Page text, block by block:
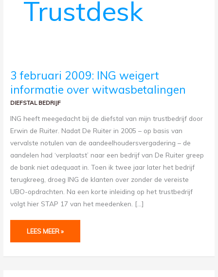
Trustdesk
3 februari 2009: ING weigert
informatie over witwasbetalingen
DIEFSTAL BEDRIJF
ING heeft meegedacht bij de diefstal van mijn trustbedrijf door
Erwin de Ruiter. Nadat De Ruiter in 2005 – op basis van
vervalste notulen van de aandeelhoudersvergadering – de
aandelen had ‘verplaatst’ naar een bedrijf van De Ruiter greep
de bank niet adequaat in. Toen ik twee jaar later het bedrijf
terugkreeg, droeg ING de klanten over zonder de vereiste
UBO-opdrachten. Na een korte inleiding op het trustbedrijf
volgt hier STAP 17 van het meedenken. […]
FEBRUARI
ING
WEIGERT
INFORMATIE
OVER
LEES MEER »